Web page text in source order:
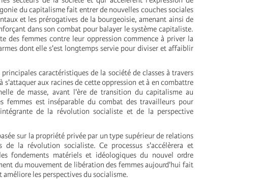
du capitalisme fait entrer de nouvelles couches sociales
et les prérogatives de la bourgeoisie, amenant ainsi de
dans son combat pour balayer le système capitaliste.
des femmes contre leur oppression commence à priver la
dont elle s'est longtemps servie pour diviser et affaiblir
caractéristiques de la société de classes à travers
s'attaquer aux racines de cette oppression et à en combattre
de masse, avant l'ère de transition du capitalisme au
est inséparable du combat des travailleurs pour
de la révolution socialiste et de la perspective
sur la propriété privée par un type supérieur de relations
la révolution socialiste. Ce processus s'accélèrera et
fondements matériels et idéologiques du nouvel ordre
du mouvement de libération des femmes aujourd'hui fait
améliore les perspectives du socialisme.